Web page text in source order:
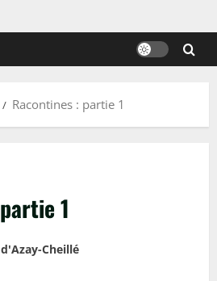
Racontines : partie 1
1
Cheillé